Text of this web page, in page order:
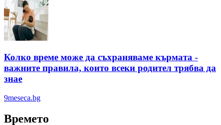
Колко време може да съхраняваме кърмата -
важните правила, които всеки родител трябва да
знае
9meseca.bg
Времето